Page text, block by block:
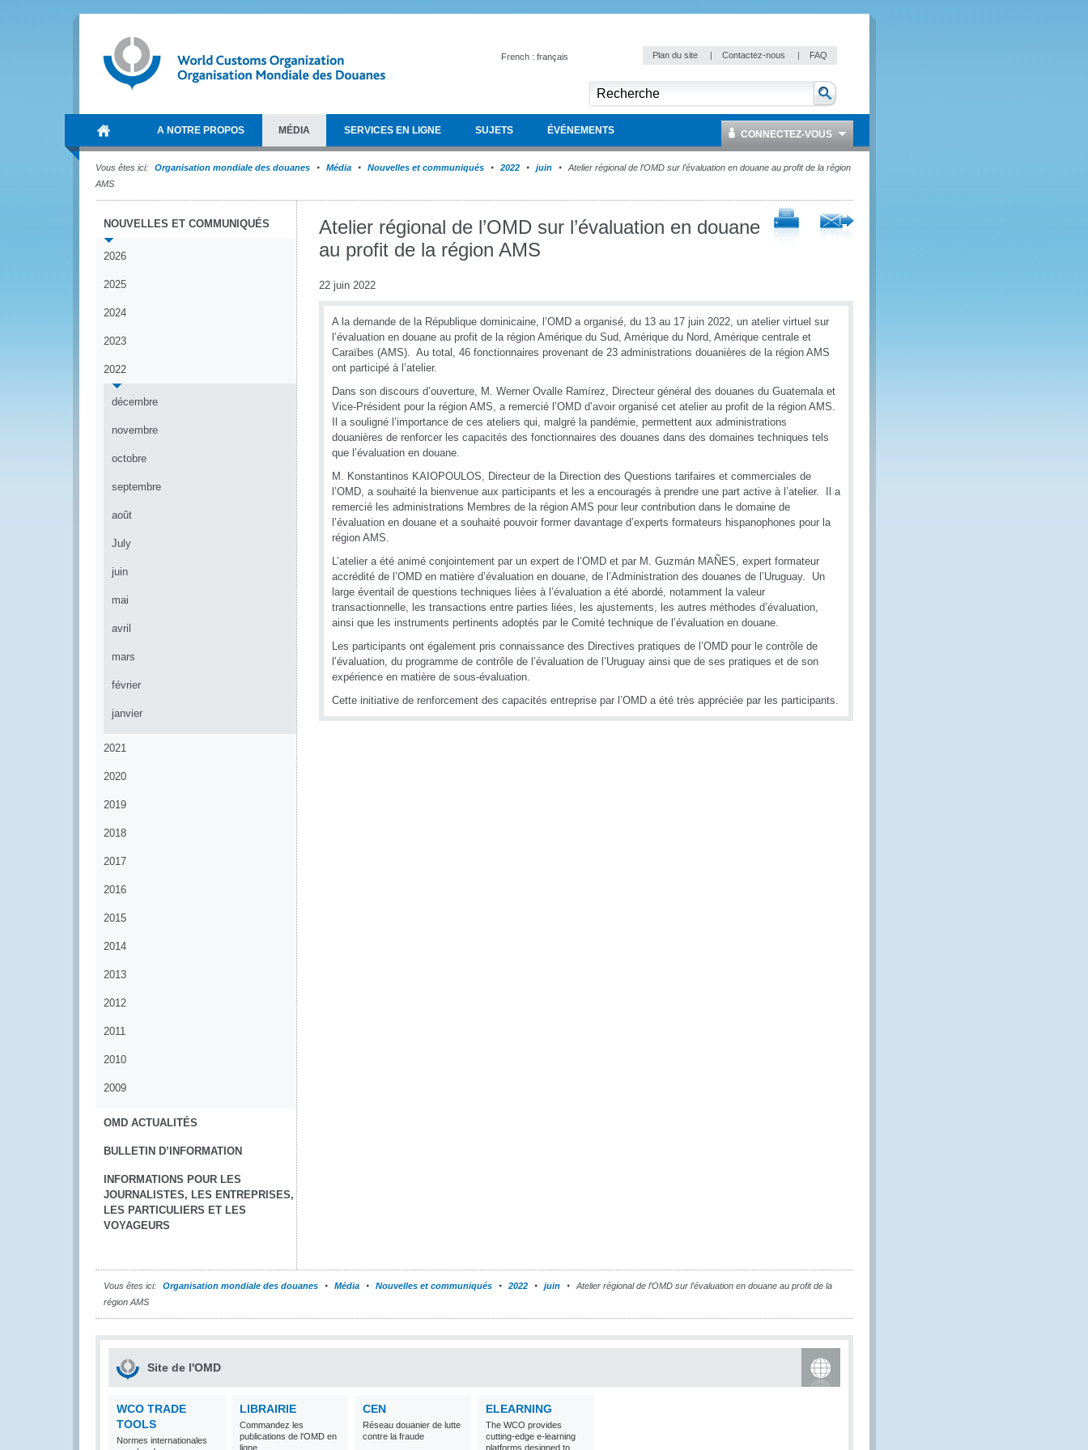
French : français Plan du site | Contactez-nous | FAQ
A NOTRE PROPOS MÉDIA SERVICES EN LIGNE SUJETS ÉVÉNEMENTS CONNECTEZ-VOUS
Vous êtes ici: Organisation mondiale des douanes Média Nouvelles et communiqués 2022 juin
Atelier régional de l’OMD sur l’évaluation en douane au profit de la région
AMS
NOUVELLES ET COMMUNIQUÉS
2026
2025
2024
2023
2022
décembre
novembre
octobre
septembre
août
July
juin
mai
avril
mars
février
janvier
2021
2020
2019
2018
2017
2016
2015
2014
2013
2012
2011
2010
2009
OMD ACTUALITÉS
BULLETIN D’INFORMATION
INFORMATIONS POUR LES
JOURNALISTES, LES ENTREPRISES,
LES PARTICULIERS ET LES
VOYAGEURS
Atelier régional de l’OMD sur l’évaluation en douane
au profit de la région AMS
22 juin 2022
A la demande de la République dominicaine, l’OMD a organisé, du 13 au 17 juin 2022, un atelier virtuel sur
l’évaluation en douane au profit de la région Amérique du Sud, Amérique du Nord, Amérique centrale et
Caraïbes (AMS). Au total, 46 fonctionnaires provenant de 23 administrations douanières de la région AMS
ont participé à l’atelier.
Dans son discours d’ouverture, M. Werner Ovalle Ramírez, Directeur général des douanes du Guatemala et
Vice-Président pour la région AMS, a remercié l’OMD d’avoir organisé cet atelier au profit de la région AMS.
Il a souligné l’importance de ces ateliers qui, malgré la pandémie, permettent aux administrations
douanières de renforcer les capacités des fonctionnaires des douanes dans des domaines techniques tels
que l’évaluation en douane.
M. Konstantinos KAIOPOULOS, Directeur de la Direction des Questions tarifaires et commerciales de
l’OMD, a souhaité la bienvenue aux participants et les a encouragés à prendre une part active à l’atelier. Il a
remercié les administrations Membres de la région AMS pour leur contribution dans le domaine de
l’évaluation en douane et a souhaité pouvoir former davantage d’experts formateurs hispanophones pour la
région AMS.
L’atelier a été animé conjointement par un expert de l’OMD et par M. Guzmán MAÑES, expert formateur
accrédité de l’OMD en matière d’évaluation en douane, de l’Administration des douanes de l’Uruguay. Un
large éventail de questions techniques liées à l’évaluation a été abordé, notamment la valeur
transactionnelle, les transactions entre parties liées, les ajustements, les autres méthodes d’évaluation,
ainsi que les instruments pertinents adoptés par le Comité technique de l’évaluation en douane.
Les participants ont également pris connaissance des Directives pratiques de l’OMD pour le contrôle de
l’évaluation, du programme de contrôle de l’évaluation de l’Uruguay ainsi que de ses pratiques et de son
expérience en matière de sous-évaluation.
Cette initiative de renforcement des capacités entreprise par l’OMD a été très appréciée par les participants.
Vous êtes ici: Organisation mondiale des douanes Média Nouvelles et communiqués 2022 juin
Atelier régional de l’OMD sur l’évaluation en douane au profit de la
région AMS
Site de l'OMD
WCO TRADE
TOOLS
Normes internationales
LIBRAIRIE
Commandez les
publications de l'OMD en
ligne
CEN
Réseau douanier de lutte
contre la fraude
ELEARNING
The WCO provides
cutting-edge e-learning
platforms designed to